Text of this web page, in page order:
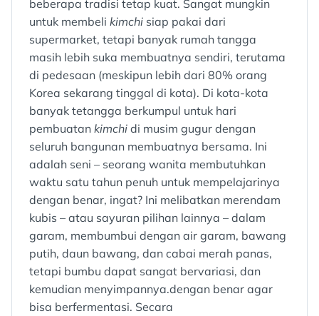
beberapa tradisi tetap kuat. Sangat mungkin
untuk membeli kimchi siap pakai dari
supermarket, tetapi banyak rumah tangga
masih lebih suka membuatnya sendiri, terutama
di pedesaan (meskipun lebih dari 80% orang
Korea sekarang tinggal di kota). Di kota-kota
banyak tetangga berkumpul untuk hari
pembuatan kimchi di musim gugur dengan
seluruh bangunan membuatnya bersama. Ini
adalah seni – seorang wanita membutuhkan
waktu satu tahun penuh untuk mempelajarinya
dengan benar, ingat? Ini melibatkan merendam
kubis – atau sayuran pilihan lainnya – dalam
garam, membumbui dengan air garam, bawang
putih, daun bawang, dan cabai merah panas,
tetapi bumbu dapat sangat bervariasi, dan
kemudian menyimpannya.dengan benar agar
bisa berfermentasi. Secara